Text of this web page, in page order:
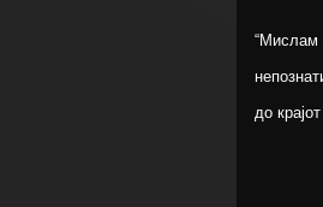
“Мислам
до